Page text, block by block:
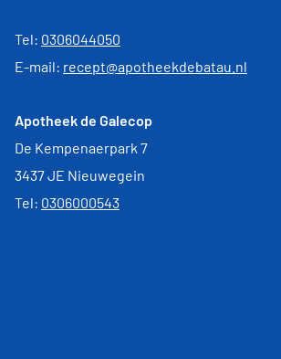
Tel: 0306044050
E-mail: recept@apotheekdebatau.nl
Apotheek de Galecop
De Kempenaerpark 7
3437 JE Nieuwegein
Tel: 0306000543